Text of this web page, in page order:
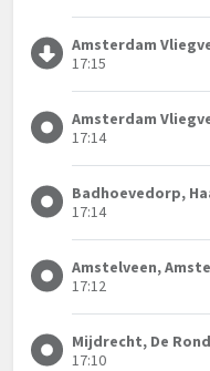
Amsterdam
17:15
Amsterdam
17:14
Badhoevedorp,
17:14
Amstelveen,
17:12
Mijdrecht, De
17:10